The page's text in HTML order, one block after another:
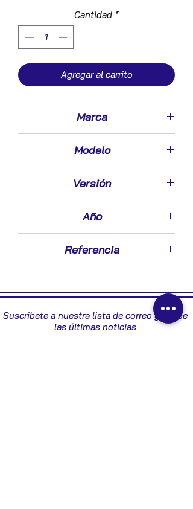
Cantidad *
Agregar al carrito
Marca
Modelo
Versión
Año
Referencia
Suscribete a nuestra lista de correo y recibe
las últimas noticias